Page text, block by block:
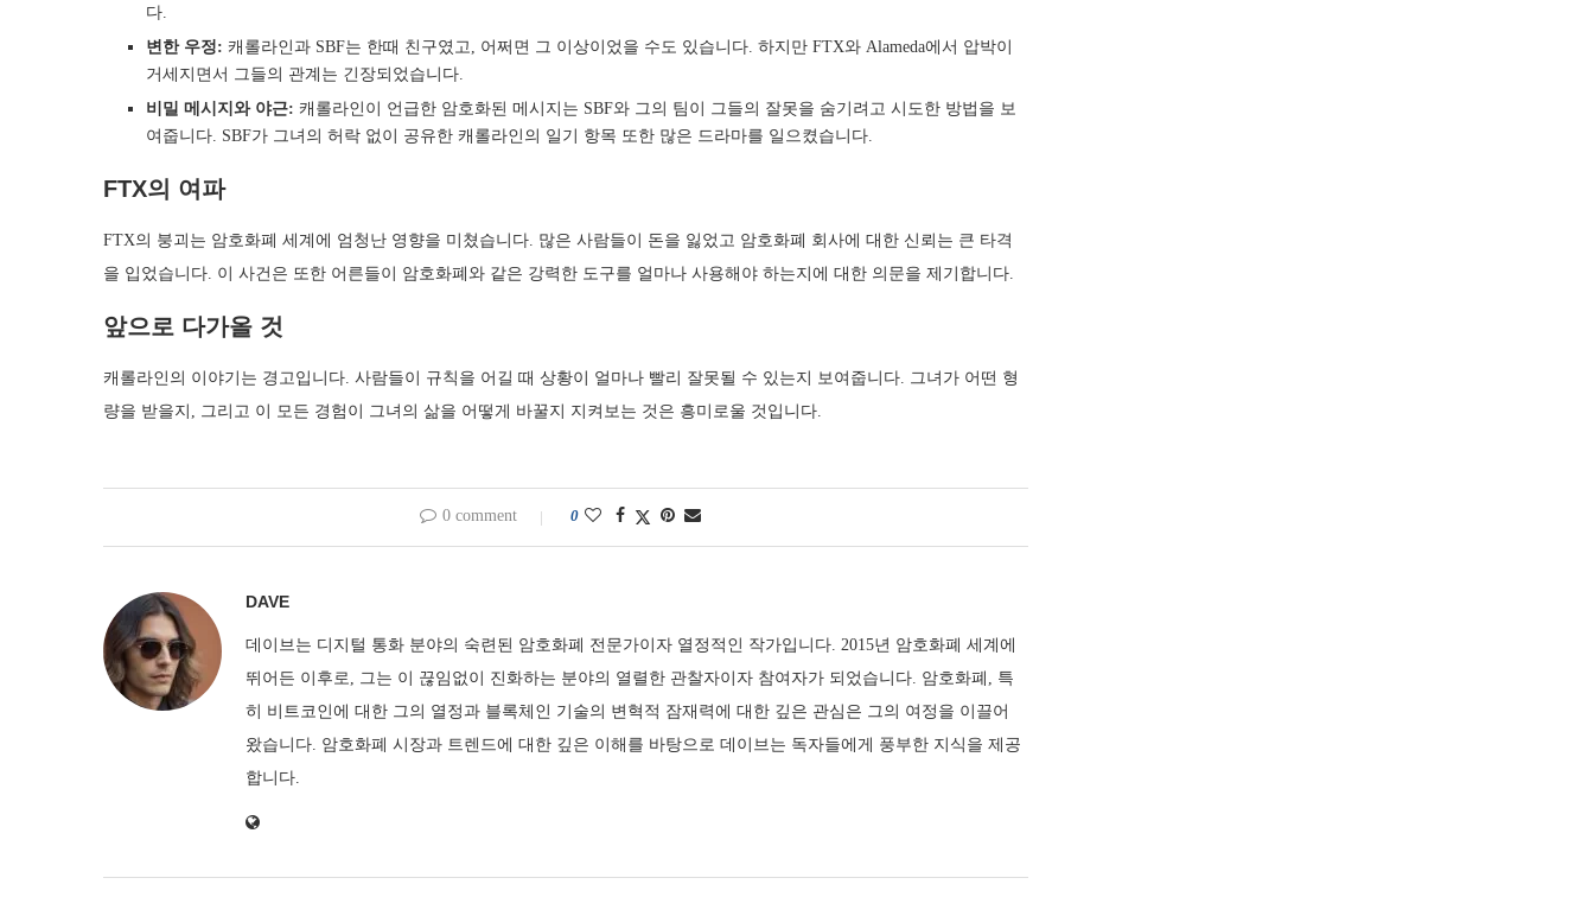
다.
변한 우정: 캐롤라인과 SBF는 한때 친구였고, 어쩌면 그 이상이었을 수도 있습니다. 하지만 FTX와 Alameda에서 압박이
거세지면서 그들의 관계는 긴장되었습니다.
비밀 메시지와 야근: 캐롤라인이 언급한 암호화된 메시지는 SBF와 그의 팀이 그들의 잘못을 숨기려고 시도한 방법을 보
여줍니다. SBF가 그녀의 허락 없이 공유한 캐롤라인의 일기 항목 또한 많은 드라마를 일으켰습니다.
FTX의 여파
FTX의 붕괴는 암호화폐 세계에 엄청난 영향을 미쳤습니다. 많은 사람들이 돈을 잃었고 암호화폐 회사에 대한 신뢰는 큰 타격
을 입었습니다. 이 사건은 또한 어른들이 암호화폐와 같은 강력한 도구를 얼마나 사용해야 하는지에 대한 의문을 제기합니다.
앞으로 다가올 것
캐롤라인의 이야기는 경고입니다. 사람들이 규칙을 어길 때 상황이 얼마나 빨리 잘못될 수 있는지 보여줍니다. 그녀가 어떤 형
량을 받을지, 그리고 이 모든 경험이 그녀의 삶을 어떻게 바꿀지 지켜보는 것은 흥미로울 것입니다.
0 comment 0
DAVE
데이브는 디지털 통화 분야의 숙련된 암호화폐 전문가이자 열정적인 작가입니다. 2015년 암호화폐 세계에
뛰어든 이후로, 그는 이 끊임없이 진화하는 분야의 열렬한 관찰자이자 참여자가 되었습니다. 암호화폐, 특
히 비트코인에 대한 그의 열정과 블록체인 기술의 변혁적 잠재력에 대한 깊은 관심은 그의 여정을 이끌어
왔습니다. 암호화폐 시장과 트렌드에 대한 깊은 이해를 바탕으로 데이브는 독자들에게 풍부한 지식을 제공
합니다.